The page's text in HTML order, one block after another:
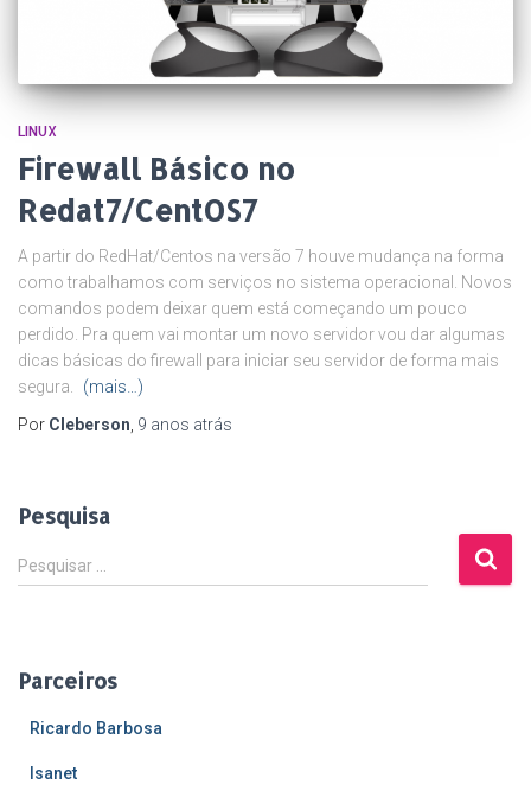
LINUX
Firewall Básico no
Redat7/CentOS7
A partir do RedHat/Centos na versão 7 houve mudança na forma
como trabalhamos com serviços no sistema operacional. Novos
comandos podem deixar quem está começando um pouco
perdido. Pra quem vai montar um novo servidor vou dar algumas
dicas básicas do firewall para iniciar seu servidor de forma mais
segura.
(mais…)
Por Cleberson 9 anos atrás
Pesquisa
P
e
i
Pesquisar …
Parceiros
Ricardo Barbosa
Isanet